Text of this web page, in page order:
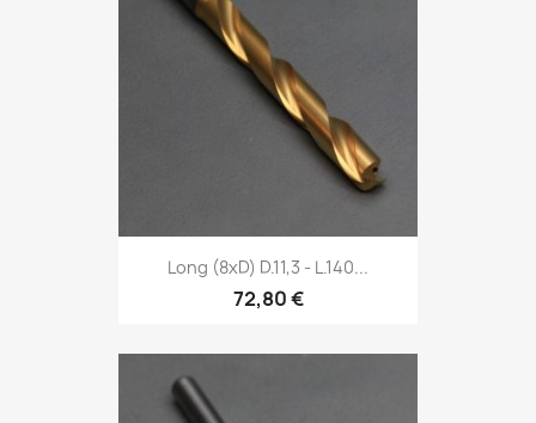
Long (8xD) D.11,3 - L.140...
72,80 €